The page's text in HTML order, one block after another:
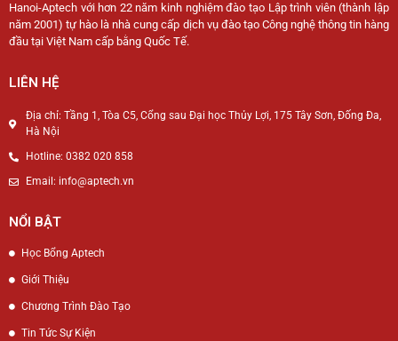
Hanoi-Aptech với hơn 22 năm kinh nghiệm đào tạo Lập trình viên (thành lập
năm 2001) tự hào là nhà cung cấp dịch vụ đào tạo Công nghệ thông tin hàng
đầu tại Việt Nam cấp bằng Quốc Tế.
LIÊN HỆ
Địa chỉ: Tầng 1, Tòa C5, Cổng sau Đại học Thủy Lợi, 175 Tây Sơn, Đống Đa,
Hà Nội
Hotline: 0382 020 858
Email: info@aptech.vn
NỔI BẬT
Học Bổng Aptech
Giới Thiệu
Chương Trình Đào Tạo
Tin Tức Sự Kiện